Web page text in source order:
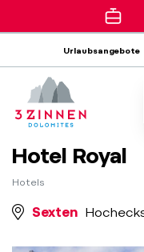
Urlaubsangebote
Hotel Royal
Hotels
Sexten